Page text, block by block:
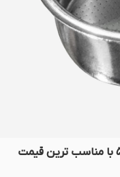
خرید بسکت دوبل تحت فشار دکمه‌دار ۵1 با مناسب ترین قیمت